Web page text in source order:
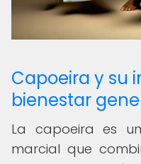
Capoeira y su
bienestar
La capoeira es
marcial que